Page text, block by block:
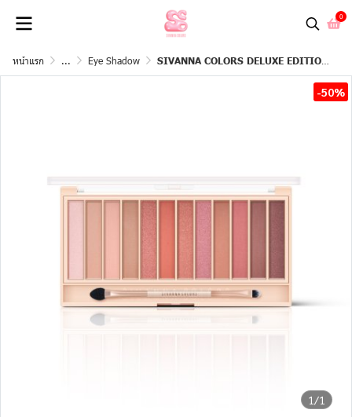
0
หน้าแรก ... Eye Shadow SIVANNA COLORS DELUXE EDITION Eye Palette
1/1
-50%